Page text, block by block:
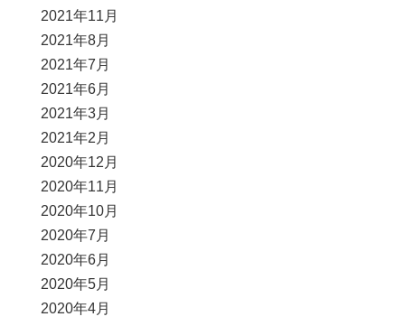
2021年11月
2021年8月
2021年7月
2021年6月
2021年3月
2021年2月
2020年12月
2020年11月
2020年10月
2020年7月
2020年6月
2020年5月
2020年4月